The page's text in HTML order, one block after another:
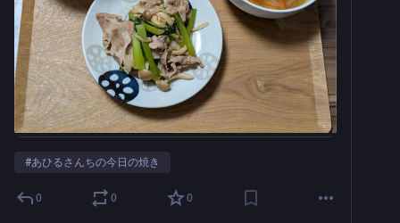
#あひるさんちの今日の焼き
0 0 0